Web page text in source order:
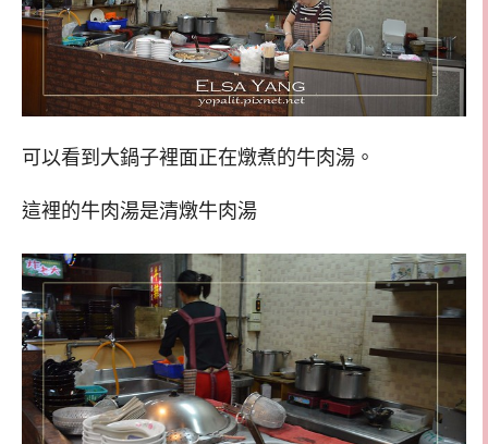
可以看到大鍋子裡面正在燉煮的牛肉湯。
這裡的牛肉湯是清燉牛肉湯